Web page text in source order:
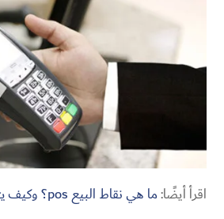
اقرأ أيضًا:ما هي نقاط البيع pos؟ وكيف يتم استخدامها؟